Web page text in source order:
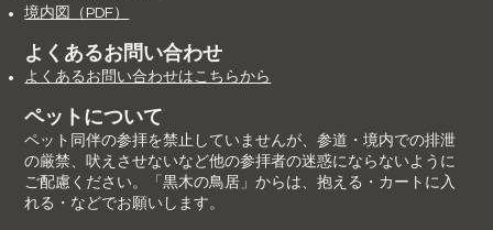
​境内図（PDF）
​よくあるお問い合わせ
​よくあるお問い合わせはこちらから
​ペットについて​
ペット同伴の参拝を禁止していませんが、参道・境内での排泄
の厳禁、吠えさせないなど他の参拝者の迷惑にならないように
ご配慮ください。「黒木の鳥居」からは、抱える・カートに入
れる・などでお願いします。